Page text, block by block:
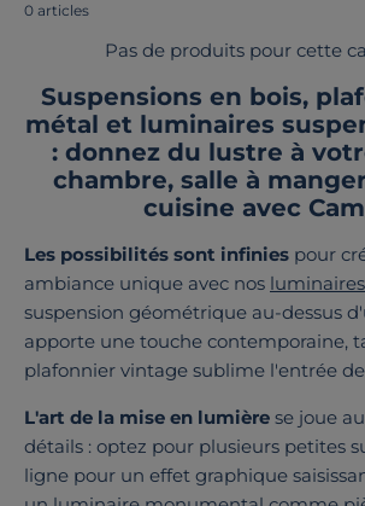
0 articles
Pas de produits pour cette
Suspensions en bois,
métal et luminaires
: donnez du lustre à
chambre, salle à
cuisine avec
Les possibilités sont infinies pour
ambiance unique avec nos
suspension géométrique au-dessus
apporte une touche contemporaine,
plafonnier vintage sublime l'entrée
L'art de la mise en lumière se joue
détails : optez pour plusieurs petites
ligne pour un effet graphique